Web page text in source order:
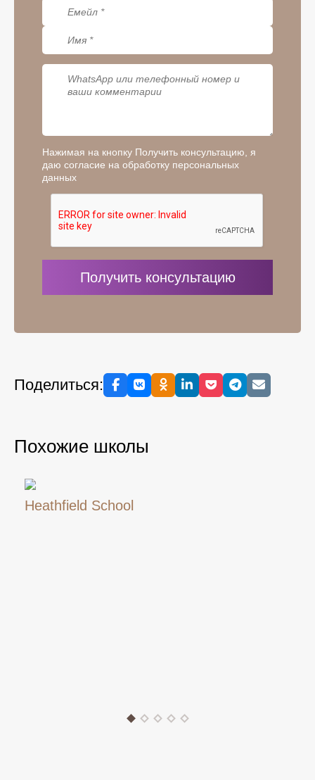
Нажимая на кнопку Получить консультацию, я
даю согласие на обработку персональных
данных
Поделиться:
Похожие школы
Heathfield School